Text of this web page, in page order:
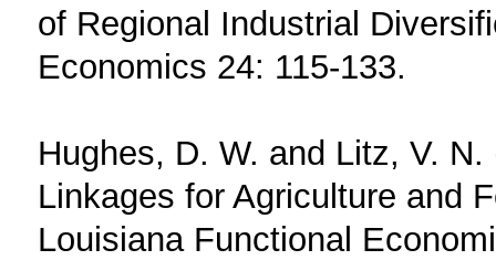
of Regional Industrial
Economics 24: 115-133.
Hughes, D. W. and Litz, V.
Linkages for Agriculture and
Louisiana Functional